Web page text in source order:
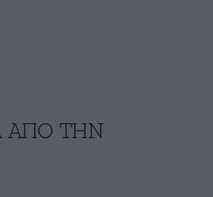
ΑΠΟ ΤΗΝ